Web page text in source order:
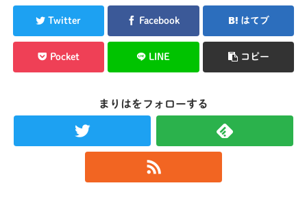
Twitter Facebook はてブ
Pocket LINE コピー
まりはをフォローする